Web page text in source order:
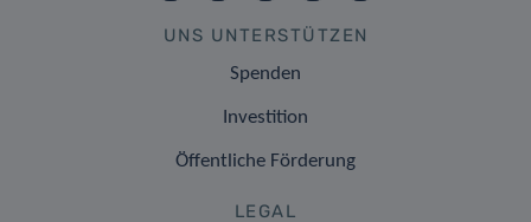
UNS UNTERSTÜTZEN
Spenden
Investition
Öffentliche Förderung
LEGAL